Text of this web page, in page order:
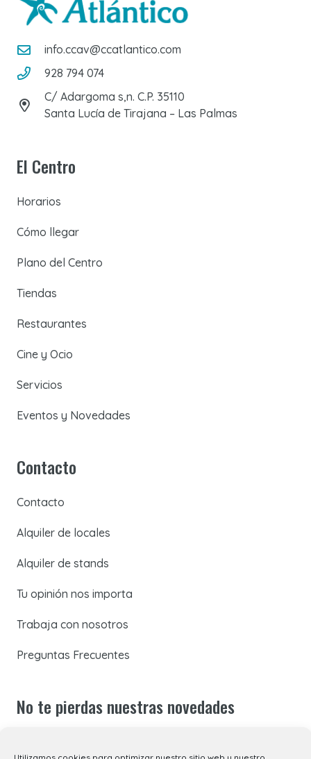
info.ccav@ccatlantico.com
928 794 074
C/ Adargoma s,n. C.P. 35110
Santa Lucía de Tirajana – Las Palmas
El Centro
Horarios
Cómo llegar
Plano del Centro
Tiendas
Restaurantes
Cine y Ocio
Servicios
Eventos y Novedades
Contacto
Contacto
Alquiler de locales
Alquiler de stands
Tu opinión nos importa
Trabaja con nosotros
Preguntas Frecuentes
No te pierdas nuestras novedades